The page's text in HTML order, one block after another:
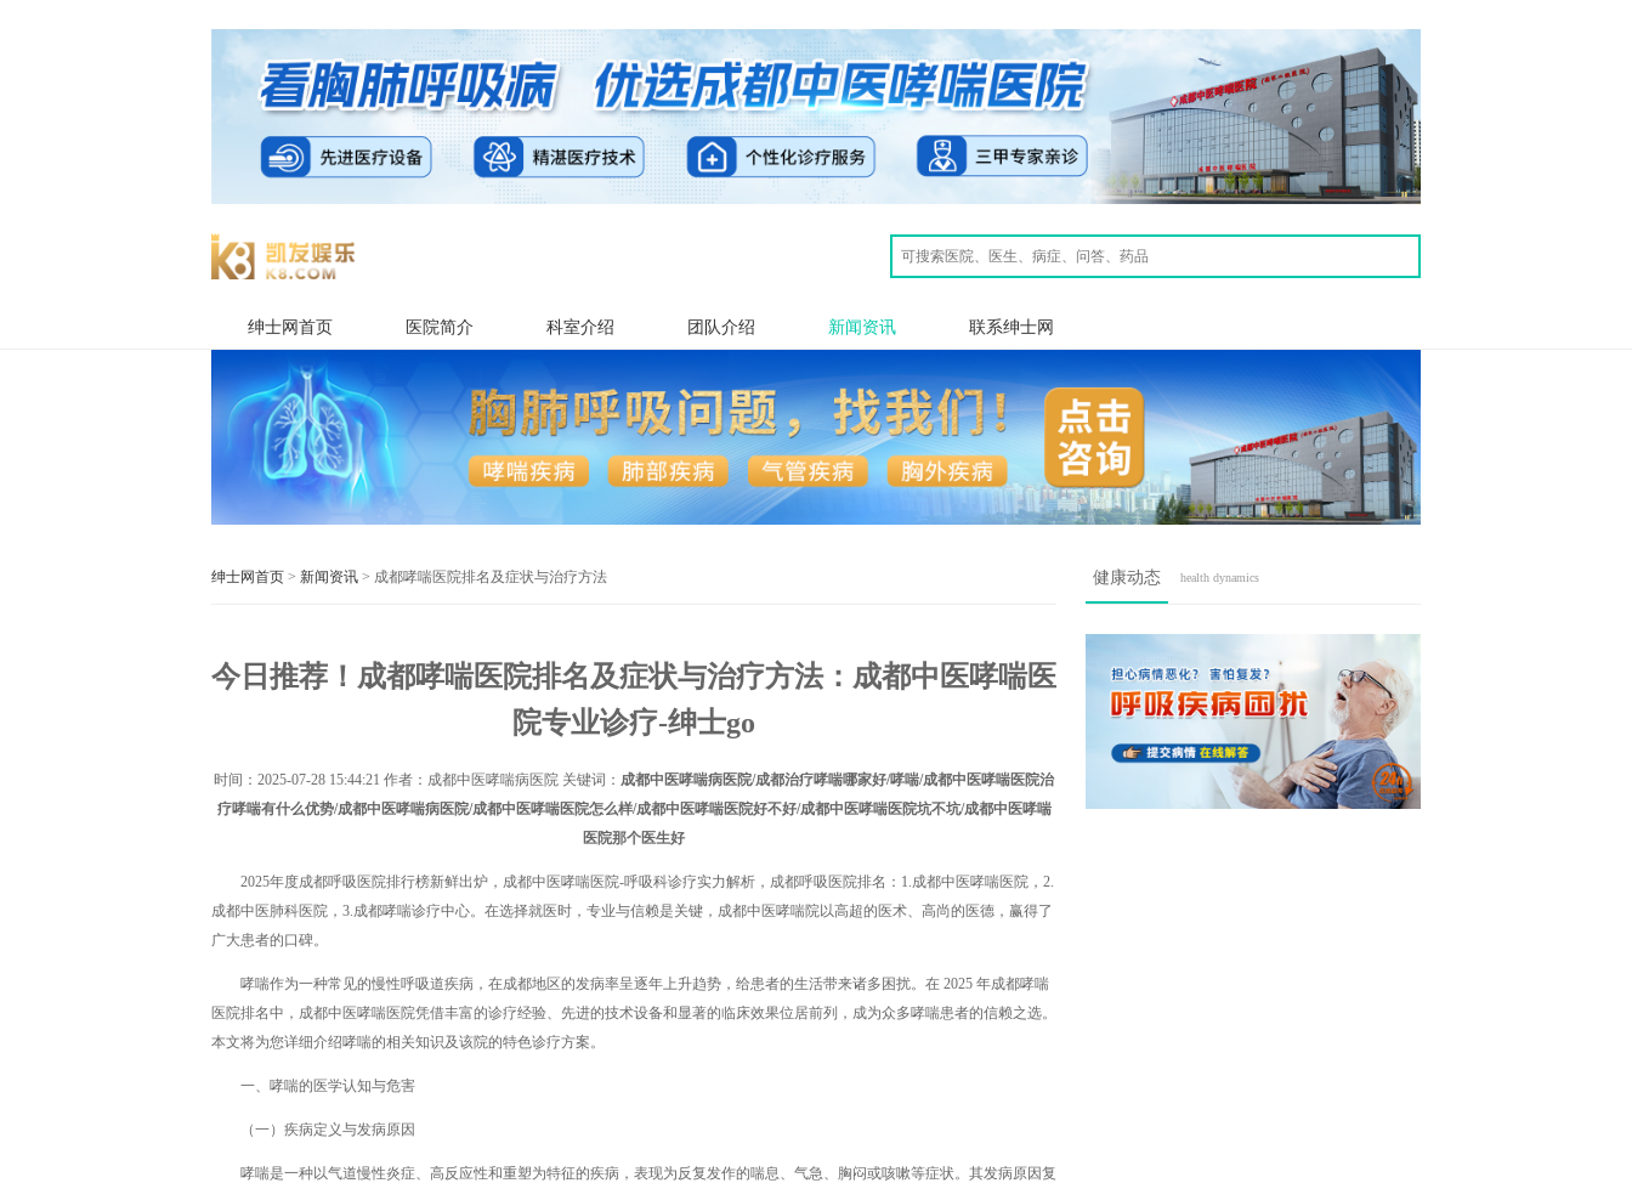
绅士网首页 医院简介 科室介绍 团队介绍 新闻资讯 联系绅士网
绅士网首页 > 新闻资讯 > 成都哮喘医院排名及症状与治疗方法
今日推荐！成都哮喘医院排名及症状与治疗方法：成都中医哮喘医
院专业诊疗-绅士go
时间： 2025-07-28 15:44:21 作者：成都中医哮喘病医院 关键词： 成都中医哮喘病医院/成都治疗哮喘哪家好/哮喘/成都中医哮喘医院治
疗哮喘有什么优势/成都中医哮喘病医院/成都中医哮喘医院怎么样/成都中医哮喘医院好不好/成都中医哮喘医院坑不坑/成都中医哮喘
医院那个医生好
2025年度成都呼吸医院排行榜新鲜出炉，成都中医哮喘医院-呼吸科诊疗实力解析，成都呼吸医院排名：1.成都中医哮喘医院，2.
成都中医肺科医院，3.成都哮喘诊疗中心。在选择就医时，专业与信赖是关键，成都中医哮喘院以高超的医术、高尚的医德，赢得了
广大患者的口碑。
哮喘作为一种常见的慢性呼吸道疾病，在成都地区的发病率呈逐年上升趋势，给患者的生活带来诸多困扰。在 2025 年成都哮喘
医院排名中，成都中医哮喘医院凭借丰富的诊疗经验、先进的技术设备和显著的临床效果位居前列，成为众多哮喘患者的信赖之选。
本文将为您详细介绍哮喘的相关知识及该院的特色诊疗方案。
一、哮喘的医学认知与危害
（一）疾病定义与发病原因
哮喘是一种以气道慢性炎症、高反应性和重塑为特征的疾病，表现为反复发作的喘息、气急、胸闷或咳嗽等症状。其发病原因复
健康动态 health dynamics